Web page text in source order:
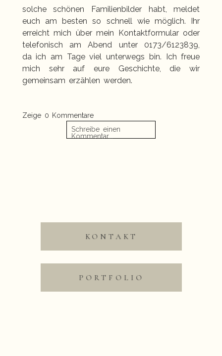
solche schönen Familienbilder habt, meldet
euch am besten so schnell wie möglich. Ihr
erreicht mich über mein Kontaktformularoder
telefonisch am Abend unter 0173/6123839,
da ich am Tage viel unterwegs bin. Ich freue
mich sehr auf eure Geschichte, die wir
gemeinsam erzählen werden.
Zeige 0 Kommentare
Schreibe einen
Kommentar...
browser for the next time
I comment.
Nachricht absenden
KONTAKT
PORTFOLIO